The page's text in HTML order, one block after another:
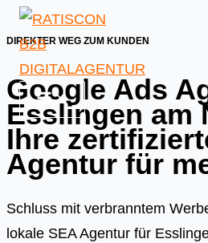
Skip
to
content
DIREKTER WEG ZUM KUNDEN
Google Ads
Esslingen am
Ihre
Agentur für
Schluss mit verbranntem
lokale SEA Agentur für